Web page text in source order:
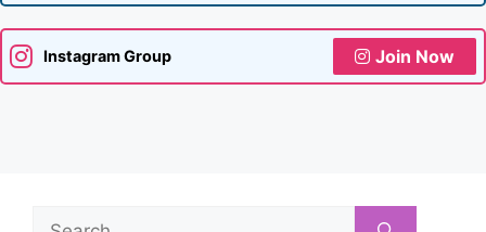
Instagram Group Join Now